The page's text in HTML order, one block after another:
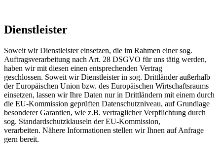
Dienstleister
Soweit wir Dienstleister einsetzen, die im Rahmen einer sog.
Auftragsverarbeitung nach Art. 28 DSGVO für uns tätig werden,
haben wir mit diesen einen entsprechenden Vertrag
geschlossen. Soweit wir Dienstleister in sog. Drittländer außerhalb
der Europäischen Union bzw. des Europäischen Wirtschaftsraums
einsetzen, lassen wir Ihre Daten nur in Drittländern mit einem durch
die EU-Kommission geprüften Datenschutzniveau, auf Grundlage
besonderer Garantien, wie z.B. vertraglicher Verpflichtung durch
sog. Standardschutzklauseln der EU-Kommission,
verarbeiten. Nähere Informationen stellen wir Ihnen auf Anfrage
gern bereit.